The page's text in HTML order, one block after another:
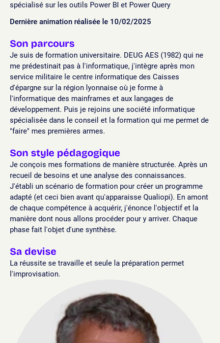
spécialisé sur les outils Power BI et Power Query
Dernière animation réalisée le 10/02/2025
Son parcours
Je suis de formation universitaire. DEUG AES (1982) qui ne
me prédestinait pas à l'informatique, j'intègre après mon
service militaire le centre informatique des Caisses
d'épargne sur la région lyonnaise où je forme à
l'informatique des mainframes et aux langages de
développement. Puis je rejoins une société informatique
spécialisée dans le conseil et la formation qui me permet de
"faire" mes premières armes.
Son style pédagogique
Je conçois mes formations de manière structurée. Après un
recueil de besoins et une analyse des connaissances.
J'établi un scénario de formation pour créer un programme
adapté (et ceci bien avant qu'apparaisse Qualiopi). En amont
de chaque compétence à acquérir, j'énonce l'objectif et la
manière dont nous allons procéder pour y arriver. Chaque
phase fait l'objet d'une synthèse.
Sa devise
La réussite se travaille et seule la préparation permet
l'improvisation.